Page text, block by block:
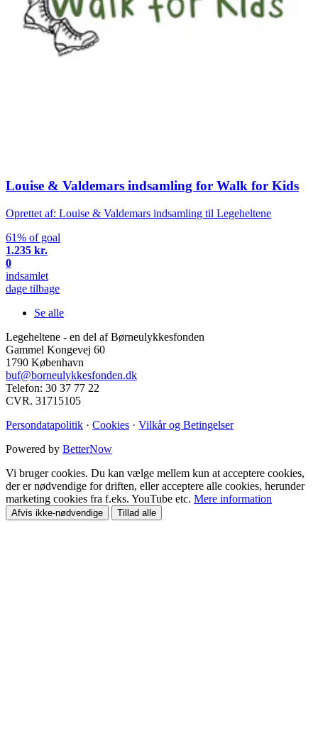
Louise & Valdemars indsamling for Walk for Kids
Oprettet af: Louise & Valdemars indsamling til Legeheltene
61% of goal
1.235 kr.
0
indsamlet
dage tilbage
Se alle
Legeheltene - en del af Børneulykkesfonden
Gammel Kongevej 60
1790 København
buf@borneulykkesfonden.dk
Telefon: 30 37 77 22
CVR. 31715105
Persondatapolitik · Cookies · Vilkår og Betingelser
Powered by BetterNow
Vi bruger cookies. Du kan vælge mellem kun at acceptere cookies,
der er nødvendige for driften, eller acceptere alle cookies, herunder
marketing cookies fra f.eks. YouTube etc. Mere information
Afvis ikke-nødvendige Tillad alle